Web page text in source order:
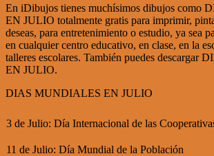
En iDibujos tienes muchísimos dibujos como
EN JULIO totalmente gratis para imprimir,
deseas, para entretenimiento o estudio, ya sea
en cualquier centro educativo, en clase, en la
talleres escolares. También puedes descargar
EN JULIO.
DIAS MUNDIALES EN JULIO
3 de Julio: Día Internacional de las
11 de Julio: Día Mundial de la Población